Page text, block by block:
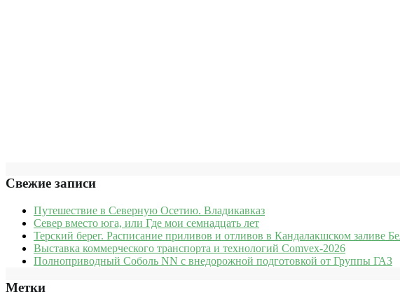
Свежие записи
Путешествие в Северную Осетию. Владикавказ
Север вместо юга, или Где мои семнадцать лет
Терский берег. Расписание приливов и отливов в Кандалакшском заливе
Выставка коммерческого транспорта и технологий Comvex-2026
Полноприводный Соболь NN с внедорожной подготовкой от Группы ГАЗ
Метки